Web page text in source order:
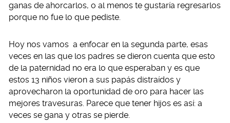
ganas de ahorcarlos, o al menos te gustaría regresarlos
porque no fue lo que pediste.
Hoy nos vamos a enfocar en la segunda parte, esas
veces en las que los padres se dieron cuenta que esto
de la paternidad no era lo que esperaban y es que
estos 13 niños vieron a sus papás distraídos y
aprovecharon la oportunidad de oro para hacer las
mejores travesuras. Parece que tener hijos es así: a
veces se gana y otras se pierde.